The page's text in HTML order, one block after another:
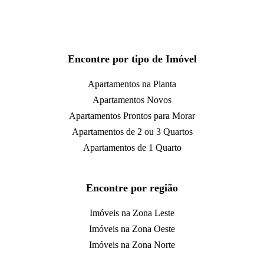
Encontre por tipo de Imóvel
Apartamentos na Planta
Apartamentos Novos
Apartamentos Prontos para Morar
Apartamentos de 2 ou 3 Quartos
Apartamentos de 1 Quarto
Encontre por região
Imóveis na Zona Leste
Imóveis na Zona Oeste
Imóveis na Zona Norte